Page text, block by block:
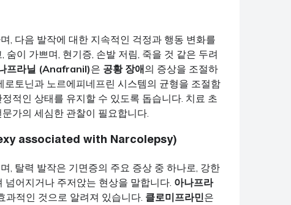
, 다음 발작에 대한 지속적인 걱정과 행동 변화를
이 가쁘며, 현기증, 손발 저림, 죽을 것 같은 두려
프라닐 (Anafranil)은 공황 장애의 증상을 조절하
토닌과 노르에피네프린 시스템의 균형을 조절함
적인 상태를 유지할 수 있도록 돕습니다. 치료 초
가의 세심한 관찰이 필요합니다.
associated with Narcolepsy)
, 탈력 발작은 기면증의 주요 증상 중 하나로, 강한
넘어지거나 주저앉는 현상을 말합니다. 아나프라
과적인 것으로 알려져 있습니다. 클로미프라민은